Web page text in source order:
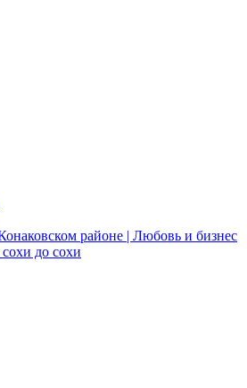
районе | Любовь и бизнес
до сохи